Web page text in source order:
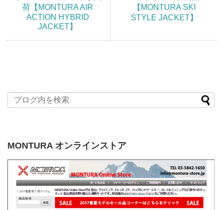
荷【MONTURA AIR
ACTION HYBRID
JACKET】
【MONTURA SKI
STYLE JACKET】
MONTURA オンラインストア